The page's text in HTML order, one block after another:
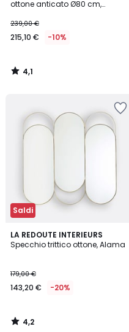
ottone anticato Ø80 cm,
239,00 €
215,10 € -10%
4,1
/
Saldi
LA REDOUTE INTERIEURS
Specchio trittico ottone, Alama
179,00 €
143,20 € -20%
4,2
/ 5
4,2
/